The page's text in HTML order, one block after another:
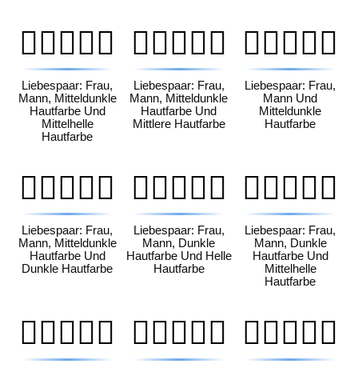
👩🏾‍❤️‍👨🏼
Liebespaar: Frau,
Mann, Mitteldunkle
Hautfarbe Und
Mittelhelle
Hautfarbe
👩🏾‍❤️‍👨🏽
Liebespaar: Frau,
Mann, Mitteldunkle
Hautfarbe Und
Mittlere Hautfarbe
👩🏾‍❤️‍👨🏾
Liebespaar: Frau,
Mann Und
Mitteldunkle
Hautfarbe
👩🏾‍❤️‍👨🏿
Liebespaar: Frau,
Mann, Mitteldunkle
Hautfarbe Und
Dunkle Hautfarbe
👩🏿‍❤️‍👨🏻
Liebespaar: Frau,
Mann, Dunkle
Hautfarbe Und Helle
Hautfarbe
👩🏿‍❤️‍👨🏼
Liebespaar: Frau,
Mann, Dunkle
Hautfarbe Und
Mittelhelle
Hautfarbe
👩🏿‍❤️‍👨🏽 👩🏿‍❤️‍👨🏾 👩🏿‍❤️‍👨🏿